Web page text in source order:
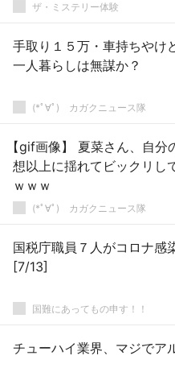
ザ・ミステリー体験
手取り１５万・車持ちやけ
一人暮らしは無謀か？
(*ﾟ∀ﾟ)ゞカガクニュース隊
【gif画像】 夏菜さん、自分
想以上に揺れてビックリし
ｗｗｗ
(*ﾟ∀ﾟ)ゞカガクニュース隊
国税庁職員７人がコロナ
[7/13]
国難にあってもの申す！！
チューハイ業界、マジでア